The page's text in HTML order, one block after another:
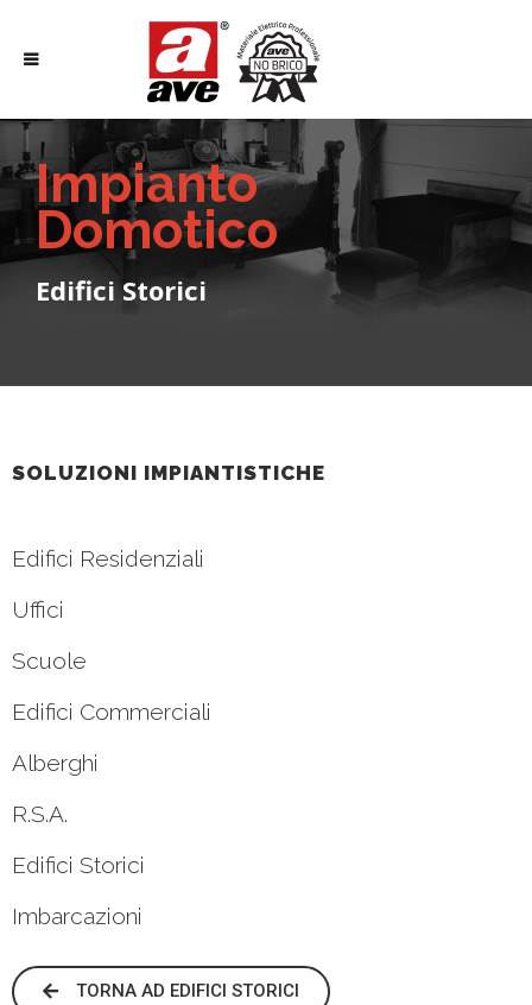
Impianto
Domotico
Edifici Storici
SOLUZIONI IMPIANTISTICHE
Edifici Residenziali
Uffici
Scuole
Edifici Commerciali
Alberghi
R.S.A.
Edifici Storici
Imbarcazioni
TORNA AD EDIFICI STORICI